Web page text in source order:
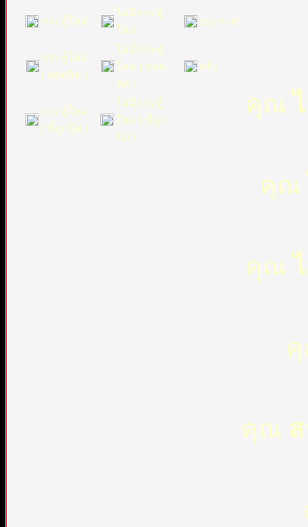
กระทู้ใหม่
ไม่มีกระทู้
ใหม่
ประกาศ
กระทู้ใหม่
[ ยอดฮิต ]
ไม่มีกระทู้
ใหม่ [ ยอด
ฮิต ]
ตรึง
กระทู้ใหม่
[ ที่ถูกปิด ]
ไม่มีกระทู้
ใหม่ [ ที่ถูก
ปิด ]
คุณ
คุณ
คุณ
คุณ